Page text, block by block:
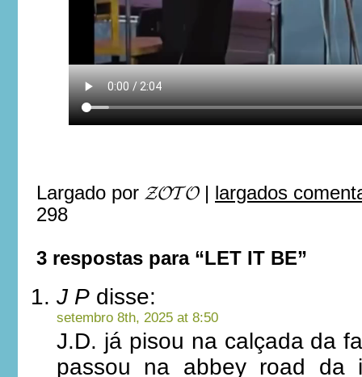
Largado por 𝓩𝓞𝓣𝓞| largados
298
3 respostas para “LET IT BE”
J P disse:
setembro 8th, 2025 at 8:50
J.D. já pisou na calçada da
passou na abbey road da